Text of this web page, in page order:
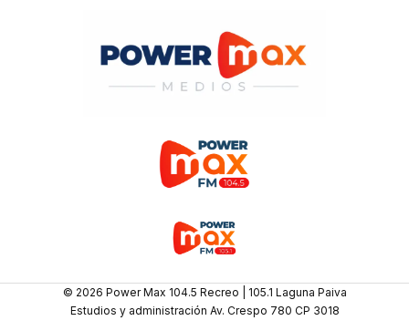
© 2026 Power Max 104.5 Recreo | 105.1 Laguna Paiva
Estudios y administración Av. Crespo 780 CP 3018